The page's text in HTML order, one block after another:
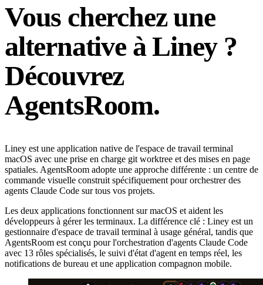
Vous cherchez une
alternative à Liney ?
Découvrez
AgentsRoom.
Liney est une application native de l'espace de travail terminal
macOS avec une prise en charge git worktree et des mises en page
spatiales. AgentsRoom adopte une approche différente : un centre de
commande visuelle construit spécifiquement pour orchestrer des
agents Claude Code sur tous vos projets.
Les deux applications fonctionnent sur macOS et aident les
développeurs à gérer les terminaux. La différence clé : Liney est un
gestionnaire d'espace de travail terminal à usage général, tandis que
AgentsRoom est conçu pour l'orchestration d'agents Claude Code
avec 13 rôles spécialisés, le suivi d'état d'agent en temps réel, les
notifications de bureau et une application compagnon mobile.